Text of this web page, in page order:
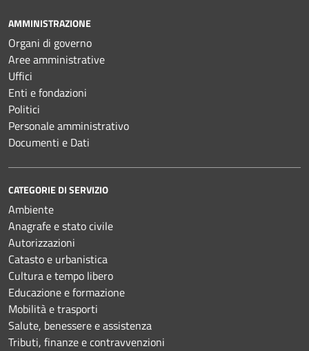
AMMINISTRAZIONE
Organi di governo
Aree amministrative
Uffici
Enti e fondazioni
Politici
Personale amministrativo
Documenti e Dati
CATEGORIE DI SERVIZIO
Ambiente
Anagrafe e stato civile
Autorizzazioni
Catasto e urbanistica
Cultura e tempo libero
Educazione e formazione
Mobilità e trasporti
Salute, benessere e assistenza
Tributi, finanze e contravvenzioni